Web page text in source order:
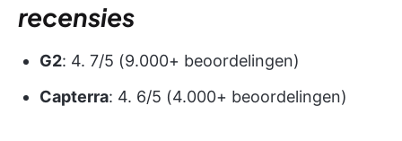
recensies
G2: 4. 7/5 (9.000+ beoordelingen)
Capterra: 4. 6/5 (4.000+ beoordelingen)